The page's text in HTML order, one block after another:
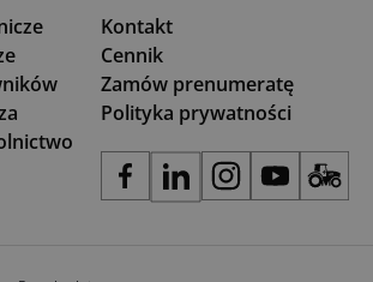
Kontakt
Cennik
Zamów prenumeratę
Polityka prywatności